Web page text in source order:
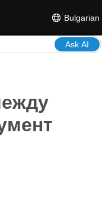
Bulgarian
Ask AI